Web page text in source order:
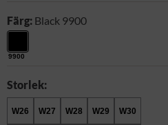
Färg: Black 9900
9900
Storlek:
W26 W27 W28 W29 W30